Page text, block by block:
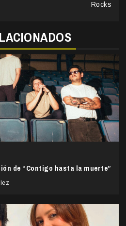
Rocks
de “Contigo hasta la muerte”